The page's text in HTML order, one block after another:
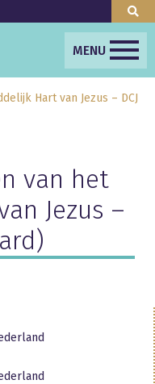
MENU
Hart van Jezus – DCJ
van het
Jezus –